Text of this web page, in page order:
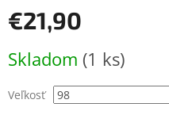
€21,90
cena:
Skladom (1 ks)
Veľkosť